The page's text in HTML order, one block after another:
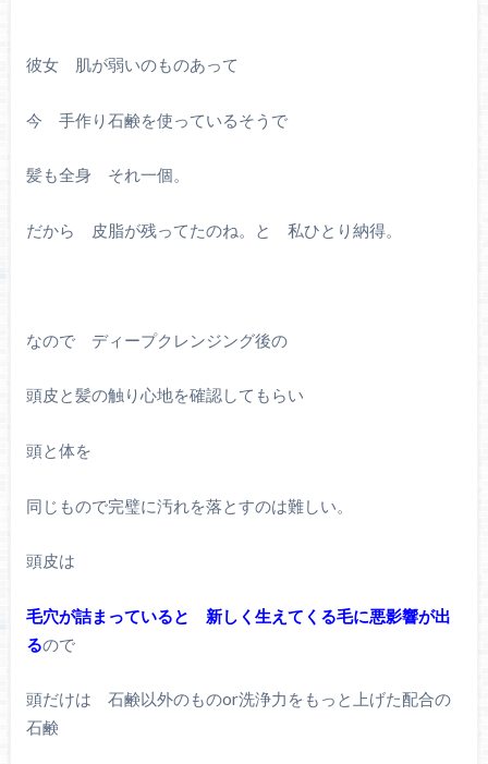
彼女 肌が弱いのものあって
今 手作り石鹸を使っているそうで
髪も全身 それ一個。
だから 皮脂が残ってたのね。と 私ひとり納得。
なので ディープクレンジング後の
頭皮と髪の触り心地を確認してもらい
頭と体を
同じもので完璧に汚れを落とすのは難しい。
頭皮は
毛穴が詰まっていると 新しく生えてくる毛に悪影響が出
るので
頭だけは 石鹸以外のものor洗浄力をもっと上げた配合の
石鹸